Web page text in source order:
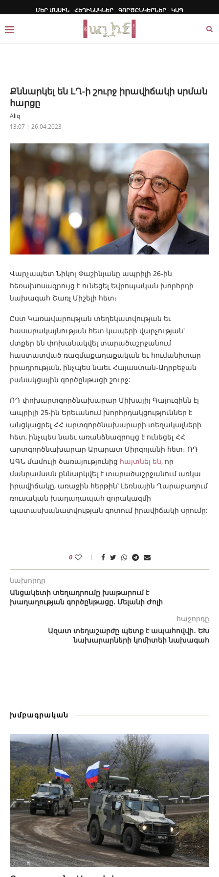
ՄԵՐ ՄԱՍԻՆ ՀԵՂԻՆԱԿՆԵՐ ԳՈՐԾԸՆԿԵՐՆԵՐ ԿԱՊ
Քննարկել են ԼՂ-ի շուրջ իրավիճակի սրման
հարցը
Aliq
13:07 | 26.04.2023
Վարչապետ Նիկոլ Փաշինյանը ապրիլի 26-ին
հեռախոսազրույց է ունեցել Եվրոպական խորհրդի
նախագահ Շառլ Միշելի հետ։
Ըստ Կառավարության տեղեկատվության եւ
հասարակայնության հետ կապերի վարչության՝
մտքեր են փոխանակվել տարածաշրջանում
հաստատված ռազմաքաղաքական եւ հումանիտար
իրադրության, ինչպես նաեւ Հայաստան-Ադրբեջան
բանակցային գործընթացի շուրջ:
ՌԴ փոխարտգործնախարար Միխայիլ Գալուզինն էլ
ապրիլի 25-ին Երեւանում խորհրդակցություններ է
անցկացրել ՀՀ արտգործնախարարի տեղակալների
հետ, ինչպես նաեւ առանձնազրույց է ունեցել ՀՀ
արտգործնախարար Արարատ Միրզոյանի հետ։ ՌԴ
ԱԳՆ մամուլի ծառայությունից հայտնել են, որ
մանրամասն քննարկվել է տարածաշրջանում առկա
իրավիճակը, առաջին հերթին՝ Լեռնային Ղարաբաղում
ռուսական խաղաղապահ զորակազմի
պատասխանատվության գոտում իրավիճակի սրումը:
0
նախորդը
Անցակետի տեղադրումը խաթարում է
խաղաղության գործընթացը. Մելանի Ժոլի
հաջորդը
Ազատ տեղաշարժը պետք է ապահովվի․ ԵԽ
նախարարների կոմիտեի նախագահ
խմբագրական